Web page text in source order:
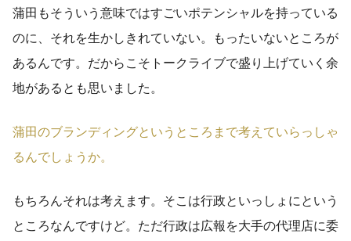
蒲田もそういう意味ではすごいポテンシャルを持っている
のに、それを生かしきれていない。もったいないところが
あるんです。だからこそトークライブで盛り上げていく余
地があるとも思いました。
蒲田のブランディングというところまで考えていらっしゃ
るんでしょうか。
もちろんそれは考えます。そこは行政といっしょにという
ところなんですけど。ただ行政は広報を大手の代理店に委